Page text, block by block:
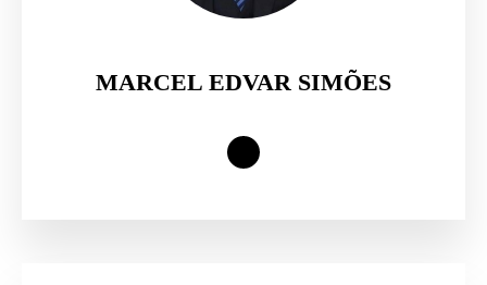
MARCEL EDVAR SIMÕES